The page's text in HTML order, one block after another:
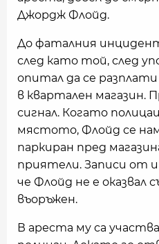
Джордж Флойд.
До фаталния
след като той, след
опитал да се
в квартален магазин.
сигнал. Когато
мястото, Флойд се
паркиран пред
приятели. Записи от
че Флойд не е оказвал
въоръжен.
В ареста му са